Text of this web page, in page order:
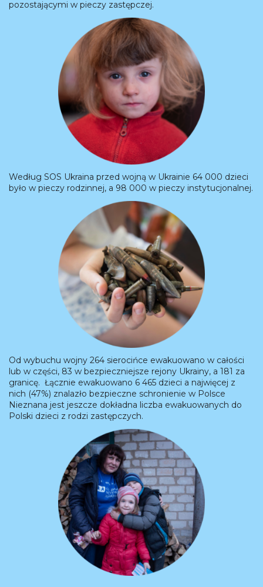
pozostającymi w pieczy zastępczej.
Według SOS Ukraina przed wojną w Ukrainie 64 000 dzieci
było w pieczy rodzinnej, a 98 000 w pieczy instytucjonalnej.
Od wybuchu wojny 264 sierocińce ewakuowano w całości
lub w części, 83 w bezpieczniejsze rejony Ukrainy, a 181 za
granicę. Łącznie ewakuowano 6 465 dzieci a najwięcej z
nich (47%) znalazło bezpieczne schronienie w Polsce
Nieznana jest jeszcze dokładna liczba ewakuowanych do
Polski dzieci z rodzi zastępczych.